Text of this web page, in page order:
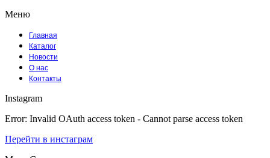
Меню
Главная
Каталог
Новости
О нас
Контакты
Instagram
Error: Invalid OAuth access token - Cannot parse access token
Перейти в инстаграм